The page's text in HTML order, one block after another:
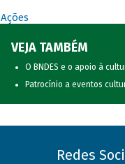
Ações
VEJA TAMBÉM
O BNDES e o apoio à
Patrocínio a eventos
Redes